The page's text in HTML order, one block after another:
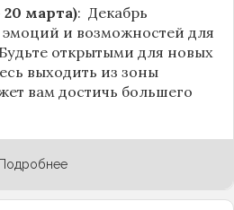
марта): Декабрь
и возможностей для
открытыми для новых
выходить из зоны
вам достичь большего